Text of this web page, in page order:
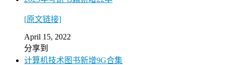
[原文链接]
April 15, 2022
分享到
计算机技术图书新增9G合集